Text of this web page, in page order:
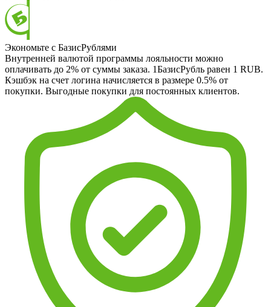
Экономьте с БазисРублями
Внутренней валютой программы лояльности можно
оплачивать до 2% от суммы заказа. 1БазисРубль равен 1 RUB.
Кэшбэк на счет логина начисляется в размере 0.5% от
покупки. Выгодные покупки для постоянных клиентов.